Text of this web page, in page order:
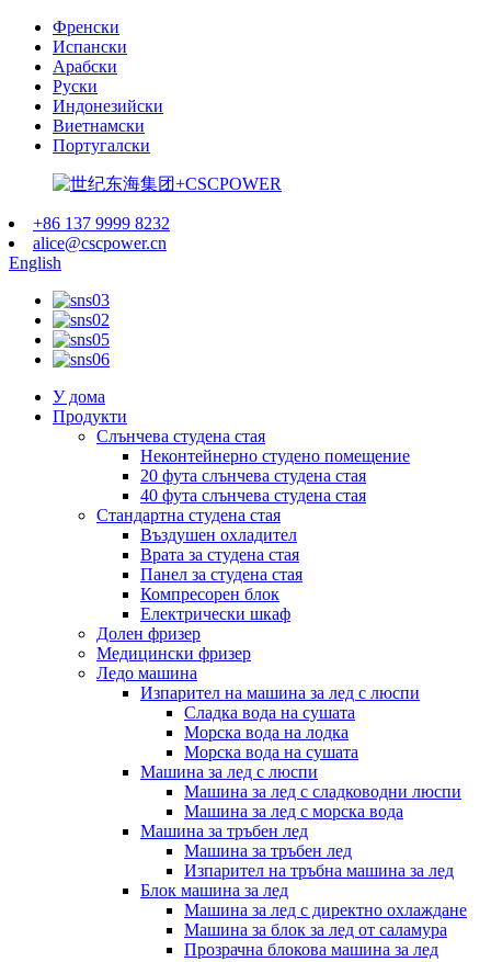
Френски
Испански
Арабски
Руски
Индонезийски
Виетнамски
Португалски
+86 137 9999 8232
alice@cscpower.cn
English
У дома
Продукти
Слънчева студена стая
Неконтейнерно студено помещение
20 фута слънчева студена стая
40 фута слънчева студена стая
Стандартна студена стая
Въздушен охладител
Врата за студена стая
Панел за студена стая
Компресорен блок
Електрически шкаф
Долен фризер
Медицински фризер
Ледо машина
Изпарител на машина за лед с люспи
Сладка вода на сушата
Морска вода на лодка
Морска вода на сушата
Машина за лед с люспи
Машина за лед с сладководни люспи
Машина за лед с морска вода
Машина за тръбен лед
Машина за тръбен лед
Изпарител на тръбна машина за лед
Блок машина за лед
Машина за лед с директно охлаждане
Машина за блок за лед от саламура
Прозрачна блокова машина за лед